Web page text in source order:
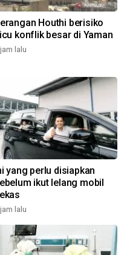
Houthi berisiko
konflik besar di Yaman
lalu
ikut lelang mobil
lalu